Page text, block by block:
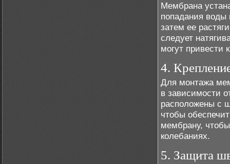
Мембрана
попадания воды
затем ее
следует
могут привести
4.
Для монтажа
в зависимости
расположены с
чтобы
мембрану,
колебаниях.
5. Защита